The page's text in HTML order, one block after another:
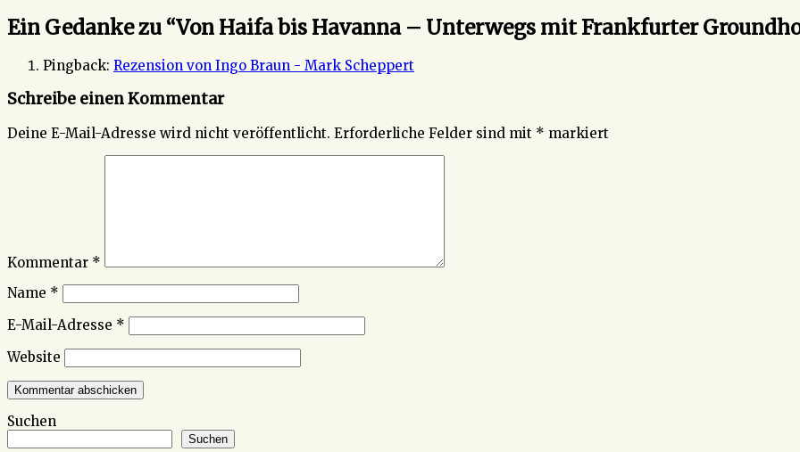
Ein Gedanke zu “Von Haifa bis Havanna – Unterwegs mit Frankfurter
Pingback: Rezension von Ingo Braun - Mark Scheppert
Schreibe einen Kommentar
Deine E-Mail-Adresse wird nicht veröffentlicht. Erforderliche Felder sind mit * markiert
Kommentar *
Name *
E-Mail-Adresse *
Website
Suchen
Suchen